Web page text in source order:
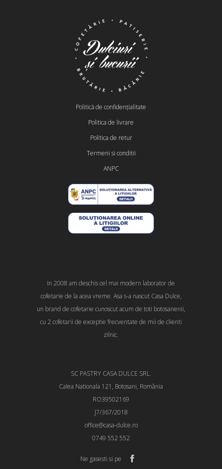
Politică de confidențialitate
Politica de livrare
Politica de retur
Termeni si conditii
ANPC
In 2008 am deschis cel mai modern laborator de
cofetarie de la acea vreme. Asa s-a nascut Casa Dulce,
un brand de cofetarie cunoscut acum de toti botosanenii,
cu 2 cofetarii de exceptie frecventate de mii de clienti
zilnic.
SC PASTRY CASA DULCE SRL.
Calea Nationala 121, Botosani, România
RO39502169
J7/367/2018
office@casa-dulce.ro
0749 552 552
Ne gasesti si pe